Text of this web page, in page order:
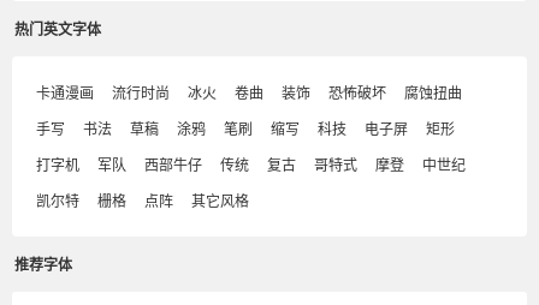
热门英文字体
卡通漫画 流行时尚 冰火 卷曲 装饰 恐怖破坏
腐蚀扭曲
手写
书法 草稿 涂鸦 笔刷 缩写 科技 电子屏
矩形
打字机
军队 西部牛仔 传统 复古 哥特式 摩登
中世纪
凯尔特
栅格 点阵 其它风格
推荐字体